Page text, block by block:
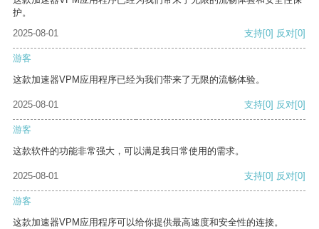
护。
2025-08-01
支持[0] 反对[0]
游客
这款加速器VPM应用程序已经为我们带来了无限的流畅体验。
2025-08-01 支持[0] 反对[0]
游客
这款软件的功能非常强大，可以满足我日常使用的需求。
2025-08-01 支持[0] 反对[0]
游客
这款加速器VPM应用程序可以给你提供最高速度和安全性的连接。